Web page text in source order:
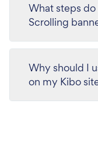
What steps
Scrolling
Why should I
on my Kibo